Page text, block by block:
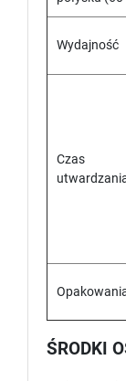
Wydajność
Czas
ŚRODKI